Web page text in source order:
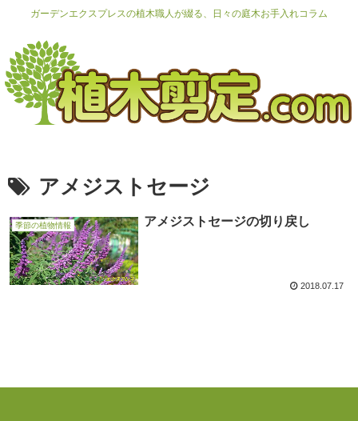
ガーデンエクスプレスの植木職人が綴る、日々の庭木お手入れコラム
アメジストセージ
季節の植物情報 アメジストセージの切り戻し
2018.07.17